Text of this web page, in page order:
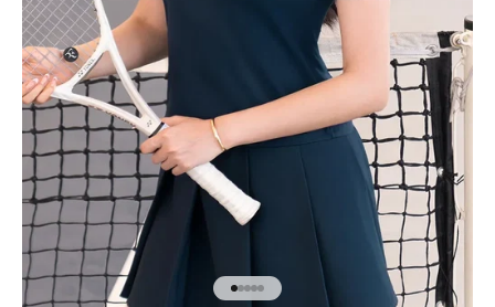
Đến mục 1
Đến mục 2
Đến mục 3
Đến mục 4
Đến mục 5